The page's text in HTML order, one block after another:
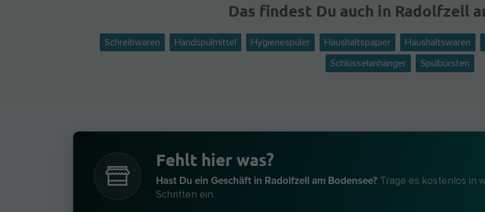
Das findest Du auch in Radolfzell
Schreibwaren Handspülmittel Hygienespüler Haushaltspapier Haushaltswaren
Schlüsselanhänger Spülbürsten
Fehlt hier was?
Hast Du ein Geschäft in Radolfzell am Bodensee? Trage es kostenlos in
Schritten ein.